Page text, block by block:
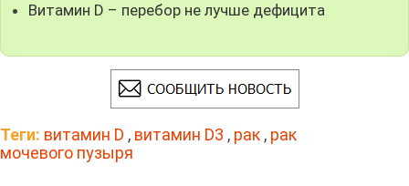
Витамин D – перебор не лучше дефицита
Теги: витамин D , витамин D3 , рак , рак
мочевого пузыря